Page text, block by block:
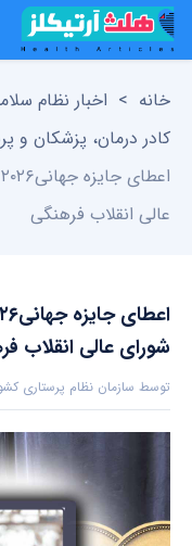
خانه > اخبار نظام
کادر درمان، پزشکان و
عالی انقلاب‌ فرهنگی
شورای‌ عالی انقلاب‌
توسط سازمان نظام پرستاری
بدون دیدگاه